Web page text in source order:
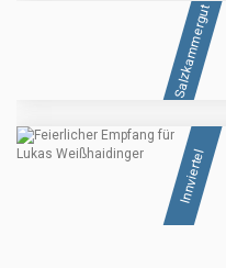
Salzkammergut
Innviertel